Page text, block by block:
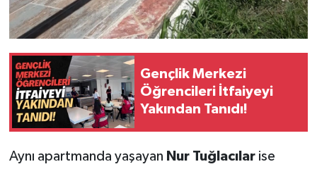
Gençlik Merkezi
Öğrencileri İtfaiyeyi
Yakından Tanıdı!
Aynı apartmanda yaşayan Nur Tuğlacılarise